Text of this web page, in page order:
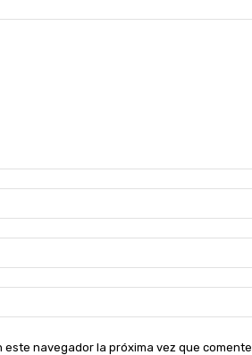
navegador la próxima vez que comente.